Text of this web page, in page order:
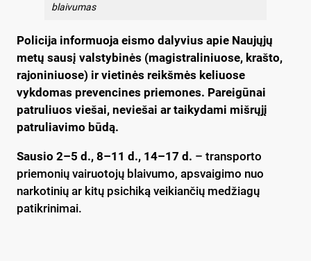
blaivumas
Policija informuoja eismo dalyvius apie Naujųjų
metų sausį valstybinės (magistraliniuose, krašto,
rajoniniuose) ir vietinės reikšmės keliuose
vykdomas prevencines priemones. Pareigūnai
patruliuos viešai, neviešai ar taikydami mišrųjį
patruliavimo būdą.
Sausio 2–5 d., 8–11 d., 14–17 d. – transporto
priemonių vairuotojų blaivumo, apsvaigimo nuo
narkotinių ar kitų psichiką veikiančių medžiagų
patikrinimai.